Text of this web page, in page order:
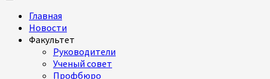
Главная
Новости
Факультет
Руководители
Ученый совет
Профбюро